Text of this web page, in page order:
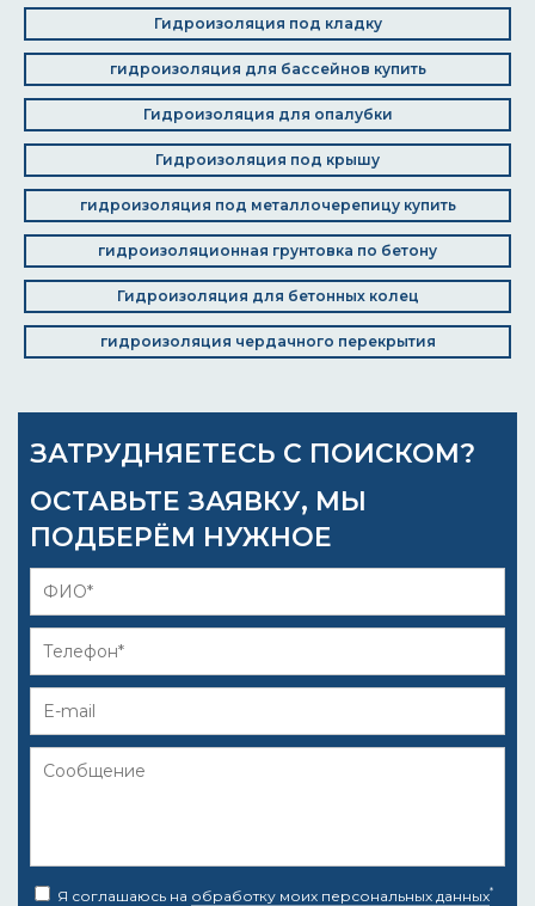
Гидроизоляция под кладку
гидроизоляция для бассейнов купить
Гидроизоляция для опалубки
Гидроизоляция под крышу
гидроизоляция под металлочерепицу купить
гидроизоляционная грунтовка по бетону
Гидроизоляция для бетонных колец
гидроизоляция чердачного перекрытия
ЗАТРУДНЯЕТЕСЬ С ПОИСКОМ?
ОСТАВЬТЕ ЗАЯВКУ, МЫ
ПОДБЕРЁМ НУЖНОЕ
Я соглашаюсь на обработку моих персональных данных*